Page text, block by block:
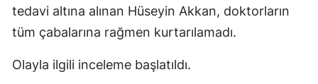
Elazığ
tedavi altına alınan Hüseyin Akkan, doktorların
tüm çabalarına rağmen kurtarılamadı.
Olayla ilgili inceleme başlatıldı.